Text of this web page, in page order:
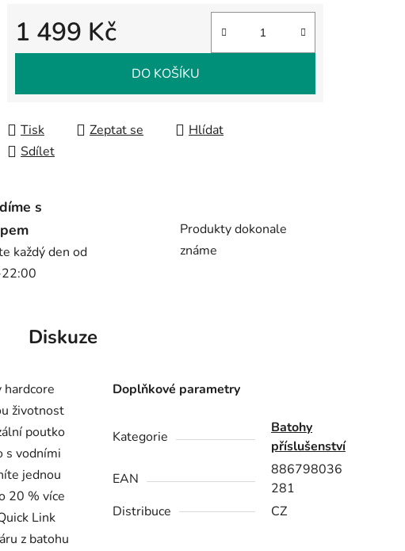
1 499 Kč
Měrná cena:
DO KOŠÍKU
Tisk Zeptat se
Hlídat
Sdílet
s
každý den od
Produkty dokonale
známe
Diskuze
životnost
poutko
s vodními
jednou
20 % více
Link
z batohu
Doplňkové parametry
Kategorie
Batohy
příslušenství
EAN
886798036
281
Distribuce
CZ